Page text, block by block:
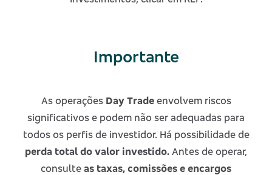
Importante
As operações Day Tradeenvolvem riscos
significativos e podem não ser adequadas para
todos os perfis de investidor. Há possibilidade de
perda total do valor investido. Antes de operar,
consulte as taxas, comissões e encargos